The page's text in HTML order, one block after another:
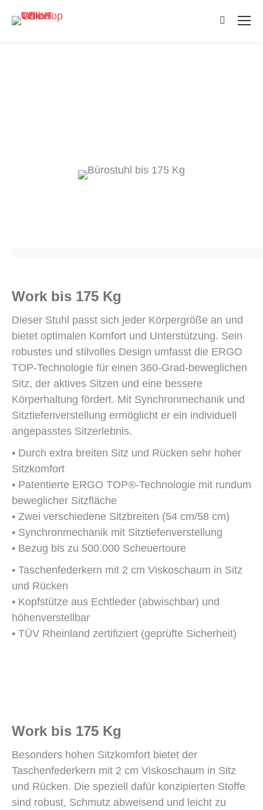
Search:
Work bis 175 Kg
Dieser Stuhl passt sich jeder Körpergröße an und
bietet optimalen Komfort und Unterstützung. Sein
robustes und stilvolles Design umfasst die ERGO
TOP-Technologie für einen 360-Grad-beweglichen
Sitz, der aktives Sitzen und eine bessere
Körperhaltung fördert. Mit Synchronmechanik und
Sitztiefenverstellung ermöglicht er ein individuell
angepasstes Sitzerlebnis.
• Durch extra breiten Sitz und Rücken sehr hoher
Sitzkomfort
• Patentierte ERGO TOP®-Technologie mit rundum
beweglicher Sitzfläche
• Zwei verschiedene Sitzbreiten (54 cm/58 cm)
• Synchronmechanik mit Sitztiefenverstellung
• Bezug bis zu 500.000 Scheuertoure
• Taschenfederkern mit 2 cm Viskoschaum in Sitz
und Rücken
• Kopfstütze aus Echtleder (abwischbar) und
höhenverstellbar
• TÜV Rheinland zertifiziert (geprüfte Sicherheit)
Work bis 175 Kg
Besonders hohen Sitzkomfort bietet der
Taschenfederkern mit 2 cm Viskoschaum in Sitz
und Rücken. Die speziell dafür konzipierten Stoffe
sind robust, Schmutz abweisend und leicht zu